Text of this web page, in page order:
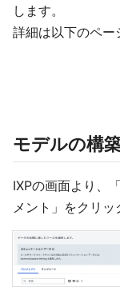
します。
詳細は以下のペー
モデルの構
IXPの画面より、
メント」をクリッ